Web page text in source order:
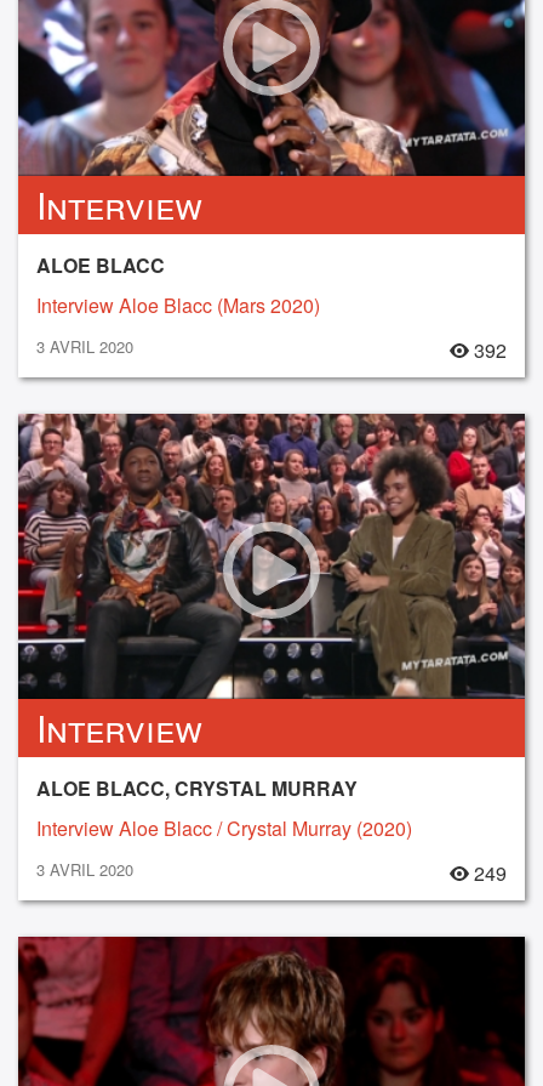
Interview
ALOE BLACC
Interview Aloe Blacc (Mars 2020)
3 AVRIL 2020 392
Interview
ALOE BLACC, CRYSTAL MURRAY
Interview Aloe Blacc / Crystal Murray (2020)
3 AVRIL 2020 249